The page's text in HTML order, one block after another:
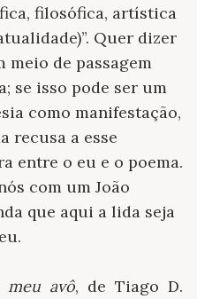
filosófica, artística
Quer dizer
meio de passagem
se isso pode ser um
como manifestação,
recusa a esse
entre o eu e o poema.
com um João
que aqui a lida seja
meu avô, de Tiago D.